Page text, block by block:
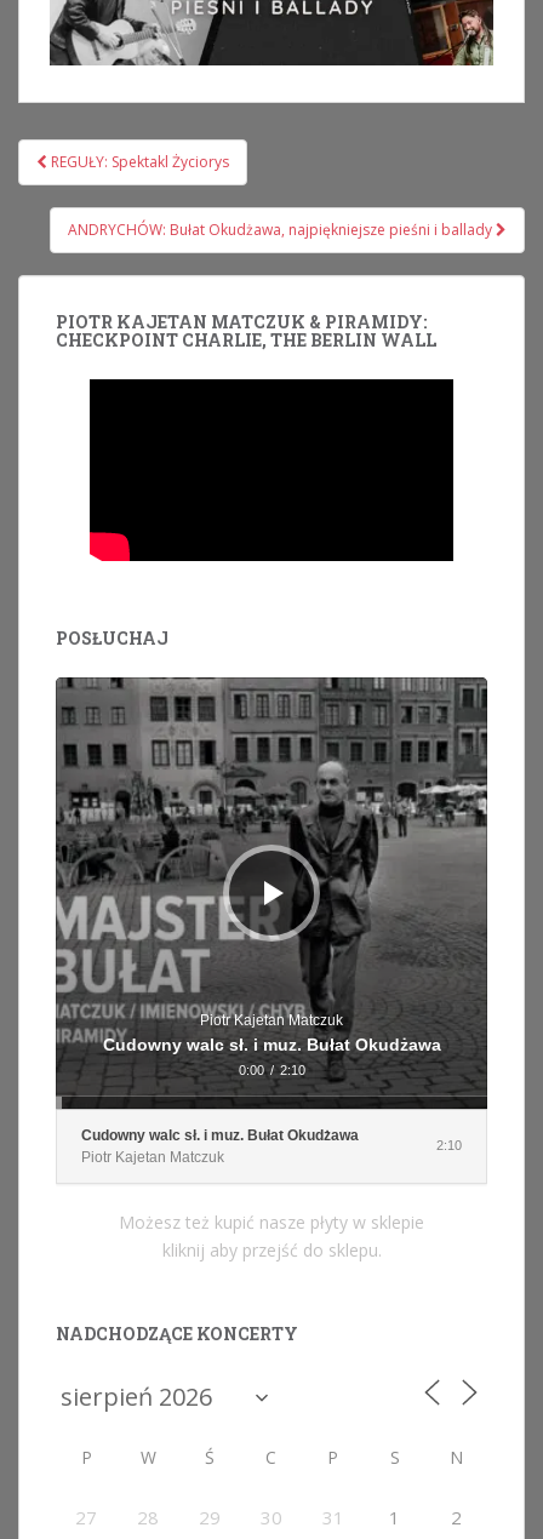
Nawigacja
wpisu
REGUŁY: Spektakl Życiorys
ANDRYCHÓW: Bułat Okudżawa, najpiękniejsze pieśni i ballady
PIOTR KAJETAN MATCZUK & PIRAMIDY:
CHECKPOINT CHARLIE, THE BERLIN WALL
POSŁUCHAJ
Odtwarzacz
dźwiękowych
Piotr Kajetan Matczuk
Cudowny walc sł. i muz. Bułat Okudżawa
0:00 / 2:10
Cudowny walc sł. i muz. Bułat Okudżawa
Piotr Kajetan Matczuk
2:10
Możesz też kupić nasze płyty w sklepie
kliknij aby przejść do sklepu.
NADCHODZĄCE KONCERTY
P W Ś C P S N
27 28 29 30 31 1 2